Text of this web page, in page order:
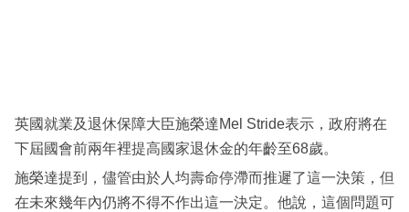
區
英國就業及退休保障大臣施榮達Mel Stride表示，政府將在
下屆國會前兩年裡提高國家退休金的年齡至68歲。
施榮達提到，儘管由於人均壽命停滯而推遲了這一決策，但
在未來幾年內仍將不得不作出這一決定。他說，這個問題可